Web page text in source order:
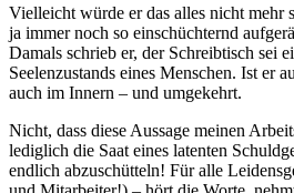
Vielleicht würde er das alles nicht mehr
ja immer noch so einschüchternd
Damals schrieb er, der Schreibtisch sei
Seelenzustands eines Menschen. Ist er
auch im Innern – und umgekehrt.
Nicht, dass diese Aussage meinen
lediglich die Saat eines latenten
endlich abzuschütteln! Für alle